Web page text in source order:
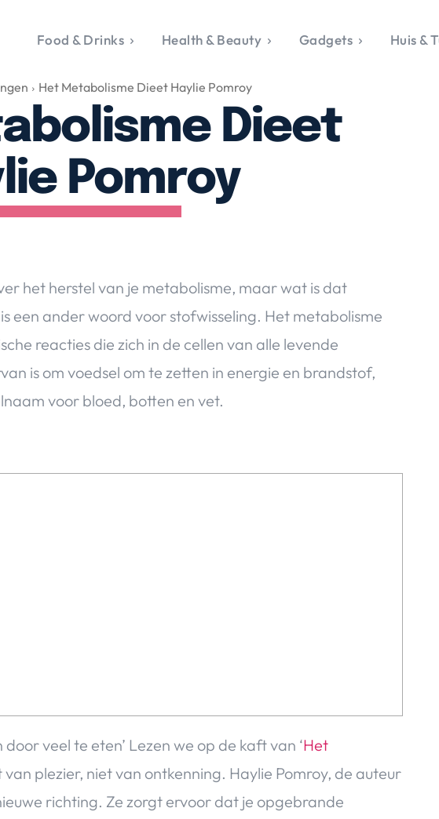
Valerie's Topics
Travel & Culture
Food & Drinks
Happyness & Opmerkelijk
Lifestyle, Sport &
Duurzaamheid
Gadgets & Tech
Huis & Tuin
Nieuws & Media
Over Valerie
Over Valerie
De Top 5
Food & Drinks
Health & Beauty
Food & Drinks Health & Beauty Gadgets Huis &
Het Metabolisme Dieet Haylie Pomroy
Dieet
Pomroy
het herstel van je metabolisme, maar wat is dat
een ander woord voor stofwisseling. Het metabolisme
reacties die zich in de cellen van alle levende
is om voedsel om te zetten in energie en brandstof,
voor bloed, botten en vet.
door veel te eten’ Lezen we op de kaft van ‘Het
van plezier, niet van ontkenning. Haylie Pomroy, de auteur
richting. Ze zorgt ervoor dat je opgebrande